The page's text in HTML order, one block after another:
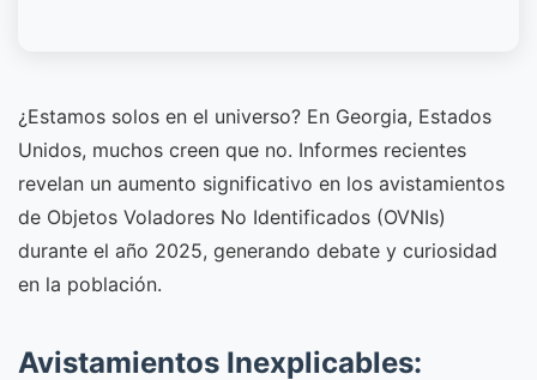
¿Estamos solos en el universo? En Georgia, Estados
Unidos, muchos creen que no. Informes recientes
revelan un aumento significativo en los avistamientos
de Objetos Voladores No Identificados (OVNIs)
durante el año 2025, generando debate y curiosidad
en la población.
Avistamientos Inexplicables: